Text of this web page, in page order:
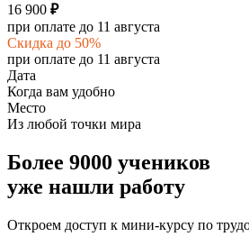
16 900 ₽
при оплате до 11 августа
Скидка до 50%
при оплате до 11 августа
Дата
Когда вам удобно
Место
Из любой точки мира
Более 9000 учеников
уже нашли работу
Откроем доступ к мини-курсу по